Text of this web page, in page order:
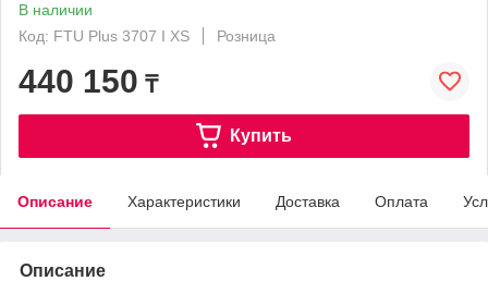
В наличии
Код: FTU Plus 3707 I XS
Розница
440 150 ₸
Купить
Описание Характеристики Доставка Оплата
Описание